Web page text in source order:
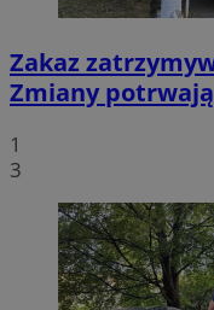
Zakaz
Zmiany
1
3